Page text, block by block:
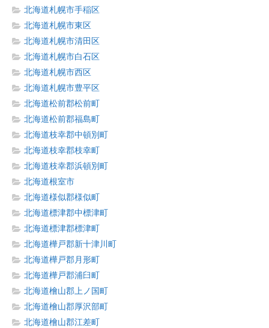
北海道札幌市手稲区
北海道札幌市東区
北海道札幌市清田区
北海道札幌市白石区
北海道札幌市西区
北海道札幌市豊平区
北海道松前郡松前町
北海道松前郡福島町
北海道枝幸郡中頓別町
北海道枝幸郡枝幸町
北海道枝幸郡浜頓別町
北海道根室市
北海道様似郡様似町
北海道標津郡中標津町
北海道標津郡標津町
北海道樺戸郡新十津川町
北海道樺戸郡月形町
北海道樺戸郡浦臼町
北海道檜山郡上ノ国町
北海道檜山郡厚沢部町
北海道檜山郡江差町